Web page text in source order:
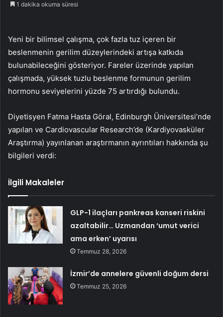
1 dakika okuma süresi
Yeni bir bilimsel çalışma, çok fazla tuz içeren bir
beslenmenin gerilim düzeylerindeki artışa katkıda
bulunabileceğini gösteriyor. Fareler üzerinde yapılan
çalışmada, yüksek tuzlu beslenme formunun gerilim
hormonu seviyelerini yüzde 75 artırdığı bulundu.
Diyetisyen Fatma Hasta Göral, Edinburgh Üniversitesi’nde
yapılan ve Cardiovascular Research’de (Kardiyovasküler
Araştırma) yayınlanan araştırmanın ayrıntıları hakkında şu
bilgileri verdi:
İlgili Makaleler
GLP-1 ilaçları pankreas kanseri riskini
azaltabilir… Uzmandan ‘umut verici
ama erken’ uyarısı
Temmuz 28, 2026
İzmir’de annelere güvenli doğum dersi
Temmuz 25, 2026